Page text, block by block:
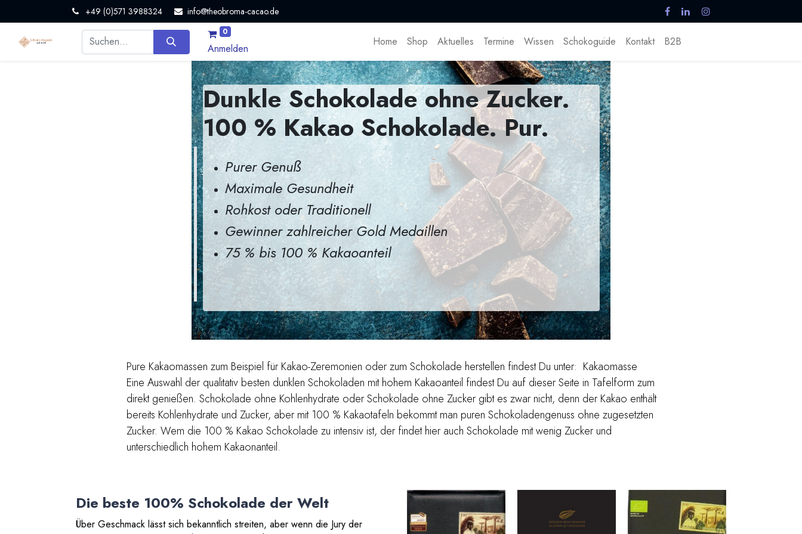
+49 (0)571 3988324 info@theobroma-cacao.de
0
Anmelden
Home Shop Aktuelles Termine Wissen Schokoguide Kontakt B2B
Dunkle Schokolade ohne Zucker.
100 % Kakao Schokolade. Pur.
Purer Genuß
Maximale Gesundheit
Rohkost oder Traditionell
Gewinner zahlreicher Gold Medaillen
75 % bis 100 % Kakaoanteil
Pure Kakaomassen zum Beispiel für Kakao-Zeremonien oder zum Schokolade herstellen findest Du unter: Kakaomasse
Eine Auswahl der qualitativ besten dunklen Schokoladen mit hohem Kakaoanteil findest Du auf dieser Seite in Tafelform zum
direkt genießen. Schokolade ohne Kohlenhydrate oder Schokolade ohne Zucker gibt es zwar nicht, denn der Kakao enthält
bereits Kohlenhydrate und Zucker, aber mit 100 % Kakaotafeln bekommt man puren Schokoladengenuss ohne zugesetzten
Zucker. Wem die 100 % Kakao Schokolade zu intensiv ist, der findet hier auch Schokolade mit wenig Zucker und
unterschiedlich hohem Kakaonanteil.
Die beste 100% Schokolade der Welt
Über Geschmack lässt sich bekanntlich streiten, aber wenn die Jury der